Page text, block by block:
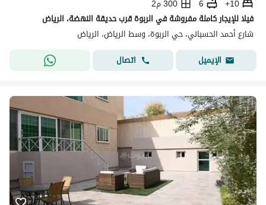
10+
6
300 م2
فيلا للإيجار كاملة مفروشة في الربوة قرب حديقة النهضة، الرياض
شارع أحمد الحسباني، حي الربوة، وسط الرياض، الرياض
الإيميل
اتصال